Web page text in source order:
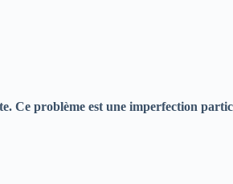
Ce problème est une imperfection